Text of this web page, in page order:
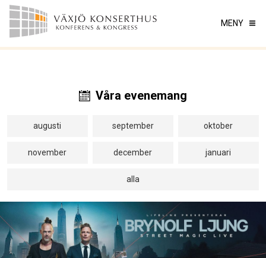
MENY
Våra evenemang
augusti september oktober
november december januari
alla